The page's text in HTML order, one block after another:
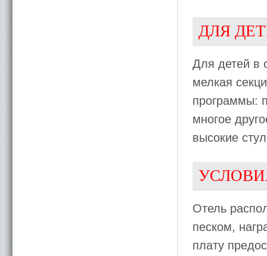
ДЛЯ
Для детей в
мелкая
программы:
многое
высокие
Отель
песком,
плату